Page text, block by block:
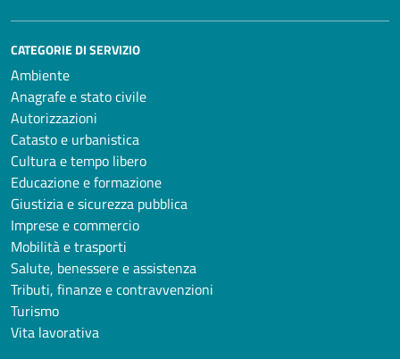
CATEGORIE DI SERVIZIO
Ambiente
Anagrafe e stato civile
Autorizzazioni
Catasto e urbanistica
Cultura e tempo libero
Educazione e formazione
Giustizia e sicurezza pubblica
Imprese e commercio
Mobilità e trasporti
Salute, benessere e assistenza
Tributi, finanze e contravvenzioni
Turismo
Vita lavorativa